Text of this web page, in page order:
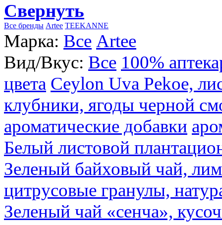
Свернуть
Все бренды Artee TEEKANNE
Марка: Все Artee
Вид/Вкус: Все 100%
цвета Ceylon Uva Pekoe,
клубники, ягоды черной
ароматические добавки
Белый листовой
Зеленый байховый чай,
цитрусовые гранулы,
Зеленый чай «сенча»,